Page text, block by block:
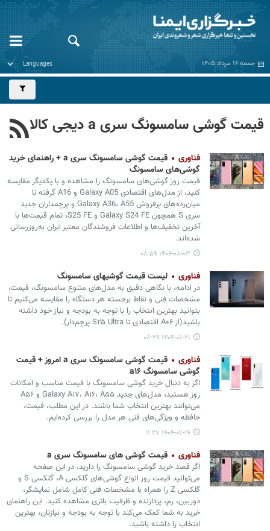
جمعه ۱۶ مرداد ۱۴۰۵
قیمت گوشی سامسونگ سری a دیجی کالا
فناوری
قیمت گوشی سامسونگ سری a + راهنمای خرید
گوشی‌های سامسونگ
قیمت روز گوشی‌های سامسونگ را مشاهده و با یکدیگر مقایسه
کنید، از مدل‌های اقتصادی Galaxy A05 و A16 گرفته تا
میان‌رده‌های پرفروش Galaxy A36، A55 و پرچمداران جدید
سری S همچون Galaxy S24 FE و S25 FE، تمام قیمت‌ها با
آخرین تخفیف‌ها و اطلاعات فروشندگان معتبر ایران به‌روزرسانی
شده‌اند.
۱۴۰۴-۰۸-۰۳ ۰۸:۵۹
فناوری لیست قیمت گوشیهای سامسونگ
در ادامه، با نگاهی دقیق به مدل‌های متنوع سامسونگ، قیمت،
مشخصات فنی و نقاط برجسته هر دستگاه را مقایسه می‌کنیم تا
بتوانید بهترین انتخاب را با توجه به بودجه و نیاز خود داشته
باشید(از A۰۶ اقتصادی تا S۲۵ Ultra پرچم‌دار).
۱۴۰۴-۰۷-۲۱ ۰۸:۲۹
فناوری
قیمت گوشی سامسونگ سری a امروز + قیمت
گوشی سامسونگ a۱۶
اگر به دنبال خرید گوشی سامسونگ با قیمت مناسب و امکانات
روز هستید، مدل‌های جدید Galaxy A۱۷، A۱۶، A۵۵ و A۵۶
می‌توانند بهترین انتخاب شما باشند. در این مطلب، قیمت،
حافظه و ویژگی‌های فنی هر مدل را بررسی کرده‌ایم.
۱۴۰۴-۰۷-۱۹ ۱۱:۲۷
فناوری قیمت گوشی های سامسونگ سری a
اگر قصد خرید گوشی سامسونگ را دارید، در این صفحه
می‌توانید قیمت روز انواع گوشی‌های گلکسی A، گلکسی S و
گلکسی Z را همراه با مشخصات فنی کامل شامل نمایشگر،
دوربین، رم، پردازنده و ظرفیت باتری مشاهده کنید. این راهنمای
خرید به شما کمک می‌کند با توجه به بودجه و نیازتان، بهترین
انتخاب را داشته باشید.